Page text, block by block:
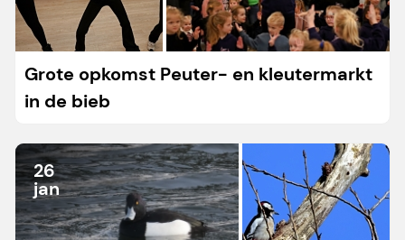
Grote opkomst Peuter- en kleutermarkt
in de bieb
26
jan